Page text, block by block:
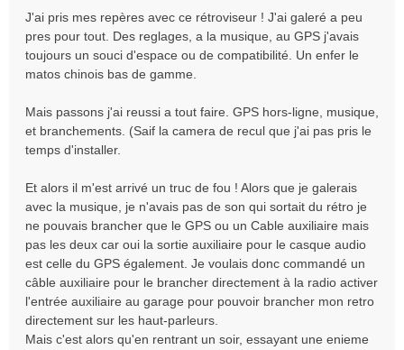
g
e
J'ai pris mes repères avec ce rétroviseur ! J'ai galeré a peu
pres pour tout. Des reglages, a la musique, au GPS j'avais
toujours un souci d'espace ou de compatibilité. Un enfer le
matos chinois bas de gamme.
Mais passons j'ai reussi a tout faire. GPS hors-ligne, musique,
et branchements. (Saif la camera de recul que j'ai pas pris le
temps d'installer.
Et alors il m'est arrivé un truc de fou ! Alors que je galerais
avec la musique, je n'avais pas de son qui sortait du rétro je
ne pouvais brancher que le GPS ou un Cable auxiliaire mais
pas les deux car oui la sortie auxiliaire pour le casque audio
est celle du GPS également. Je voulais donc commandé un
câble auxiliaire pour le brancher directement à la radio activer
l'entrée auxiliaire au garage pour pouvoir brancher mon retro
directement sur les haut-parleurs.
Mais c'est alors qu'en rentrant un soir, essayant une enieme